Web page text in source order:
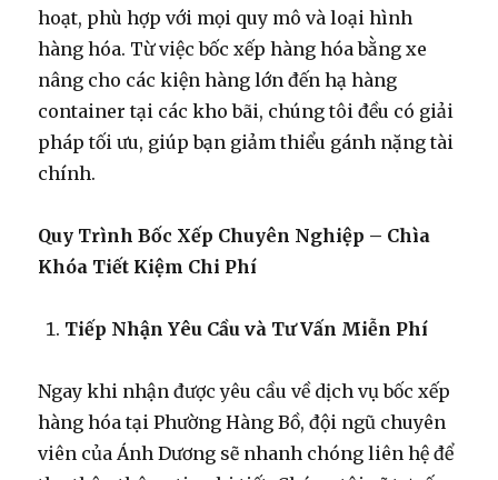
hoạt, phù hợp với mọi quy mô và loại hình
hàng hóa. Từ việc bốc xếp hàng hóa bằng xe
nâng cho các kiện hàng lớn đến hạ hàng
container tại các kho bãi, chúng tôi đều có giải
pháp tối ưu, giúp bạn giảm thiểu gánh nặng tài
chính.
Quy Trình Bốc Xếp Chuyên Nghiệp – Chìa
Khóa Tiết Kiệm Chi Phí
Tiếp Nhận Yêu Cầu và Tư Vấn Miễn Phí
Ngay khi nhận được yêu cầu về dịch vụ bốc xếp
hàng hóa tại Phường Hàng Bồ, đội ngũ chuyên
viên của Ánh Dương sẽ nhanh chóng liên hệ để